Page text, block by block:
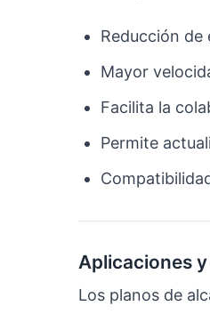
Reducción de
Mayor
Facilita la
Permite
Aplicaciones
Los planos de